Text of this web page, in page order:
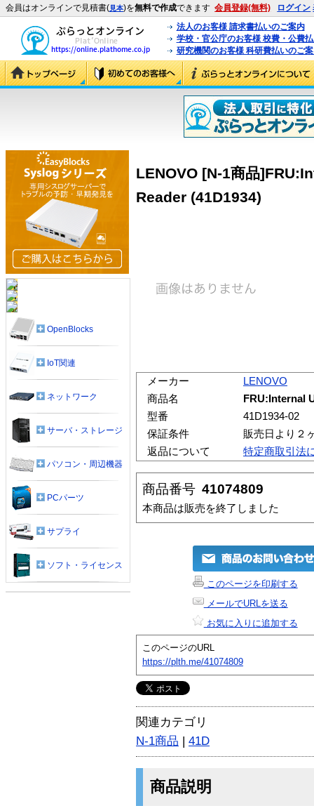
会員はオンラインで見積書(見本)を無料で作成できます 会員登録(無料) ログイン
法人のお客様 請求書払いのご案内
学校・官公庁のお客様 校費・公費
研究機関のお客様 科研費払いのご
LENOVO [N-1商品
Reader (41D1934)
メーカー
LENOVO
商品名
FRU:Internal
型番
41D1934-02
保証条件
販売日より２
返品について
特定商取引法
商品番号 41074809
本商品は販売を終了しました
このページを印刷する
メールでURLを送る
お気に入りに追加する
このページのURL
https://plth.me/41074809
関連カテゴリ
N-1商品 | 41D
商品説明
OpenBlocks
IoT関連
ネットワーク
サーバ・ストレージ
パソコン・周辺機器
PCパーツ
サプライ
ソフト・ライセンス